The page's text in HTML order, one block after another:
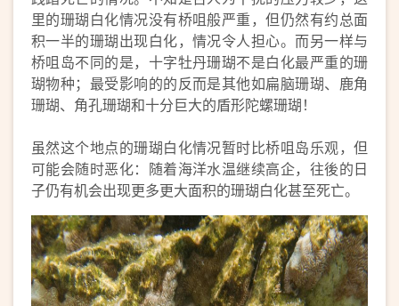
里的珊瑚白化情况没有桥咀般严重，但仍然有约总面
积一半的珊瑚出现白化，情况令人担心。而另一样与
桥咀岛不同的是，十字牡丹珊瑚不是白化最严重的珊
瑚物种；最受影响的的反而是其他如扁脑珊瑚、鹿角
珊瑚、角孔珊瑚和十分巨大的盾形陀螺珊瑚！
虽然这个地点的珊瑚白化情况暂时比桥咀岛乐观，但
可能会随时恶化：随着海洋水温继续高企，往後的日
子仍有机会出现更多更大面积的珊瑚白化甚至死亡。